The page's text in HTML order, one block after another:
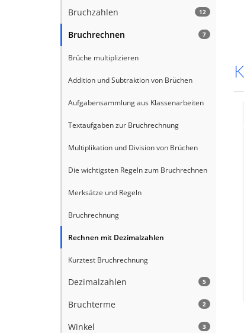
12
Bruchzahlen
7
Bruchrechnen
Brüche multiplizieren
Addition und Subtraktion von Brüchen
Aufgabensammlung aus Klassenarbeiten
Textaufgaben zur Bruchrechnung
Multiplikation und Division von Brüchen
Die wichtigsten Regeln zum Bruchrechnen
Merksätze und Regeln
Bruchrechnung
Rechnen mit Dezimalzahlen
Kurztest Bruchrechnung
5
Dezimalzahlen
2
Bruchterme
3
Winkel